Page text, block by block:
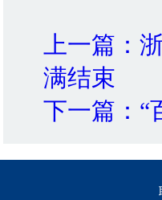
上一篇：
满结束
下一篇：“